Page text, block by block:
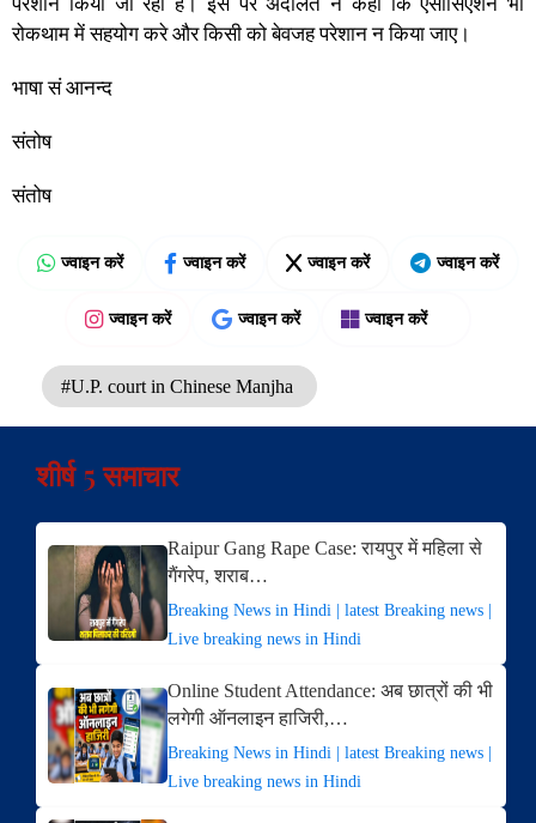
रोकथाम में सहयोग करे और किसी को बेवजह परेशान न किया जाए।
भाषा सं आनन्द
संतोष
संतोष
ज्वाइन करें ज्वाइन करें ज्वाइन करें ज्वाइन करें
ज्वाइन करें ज्वाइन करें ज्वाइन करें
#U.P. court in Chinese Manjha
शीर्ष 5 समाचार
Raipur Gang Rape Case: रायपुर में महिला से
गैंगरेप, शराब…
Breaking News in Hindi | latest Breaking news |
Live breaking news in Hindi
Online Student Attendance: अब छात्रों की भी
लगेगी ऑनलाइन हाजिरी,…
Breaking News in Hindi | latest Breaking news |
Live breaking news in Hindi